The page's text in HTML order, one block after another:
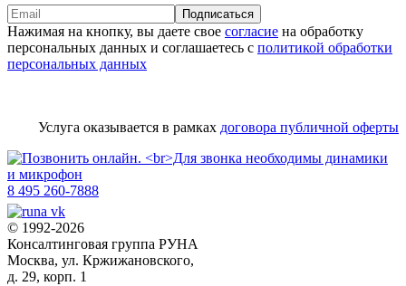
Подписаться
Нажимая на кнопку, вы даете свое согласие на обработку
персональных данных и соглашаетесь с политикой обработки
персональных данных
Услуга оказывается в рамках договора публичной оферты
8 495 260-7888
© 1992-2026
Консалтинговая группа РУНА
Москва, ул. Кржижановского,
д. 29, корп. 1